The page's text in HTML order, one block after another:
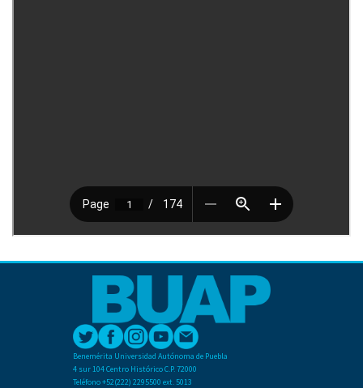
Benemérita Universidad Autónoma de Puebla
4 sur 104 Centro Histórico C.P. 72000
Teléfono +52(222) 2295500 ext. 5013